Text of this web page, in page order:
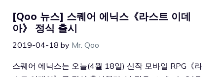
[Qoo 뉴스] 스퀘어 에닉스《라스트 이데
아》 정식 출시
2019-04-18 by Mr. Qoo
스퀘어 에닉스는 오늘(4월 18일) 신작 모바일 RPG《라